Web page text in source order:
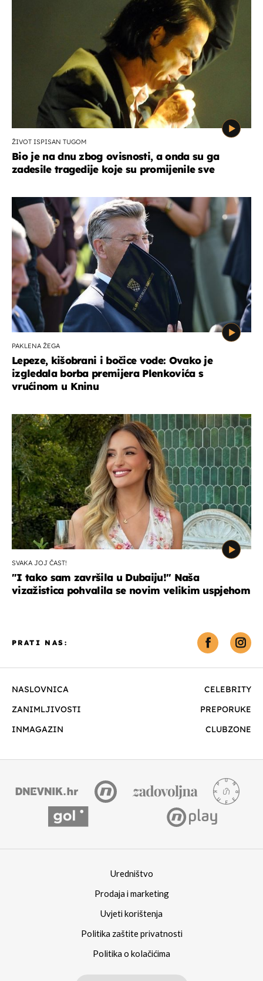
ŽIVOT ISPISAN TUGOM
Bio je na dnu zbog ovisnosti, a onda su ga
zadesile tragedije koje su promijenile sve
PAKLENA ŽEGA
Lepeze, kišobrani i bočice vode: Ovako je
izgledala borba premijera Plenkovića s
vrućinom u Kninu
SVAKA JOJ ČAST!
"I tako sam završila u Dubaiju!" Naša
vizažistica pohvalila se novim velikim uspjehom
NASLOVNICA
CELEBRITY
ZANIMLJIVOSTI
PREPORUKE
INMAGAZIN
CLUBZONE
PRATI NAS:
Uredništvo
Prodaja i marketing
Uvjeti korištenja
Politika zaštite privatnosti
Politika o kolačićima